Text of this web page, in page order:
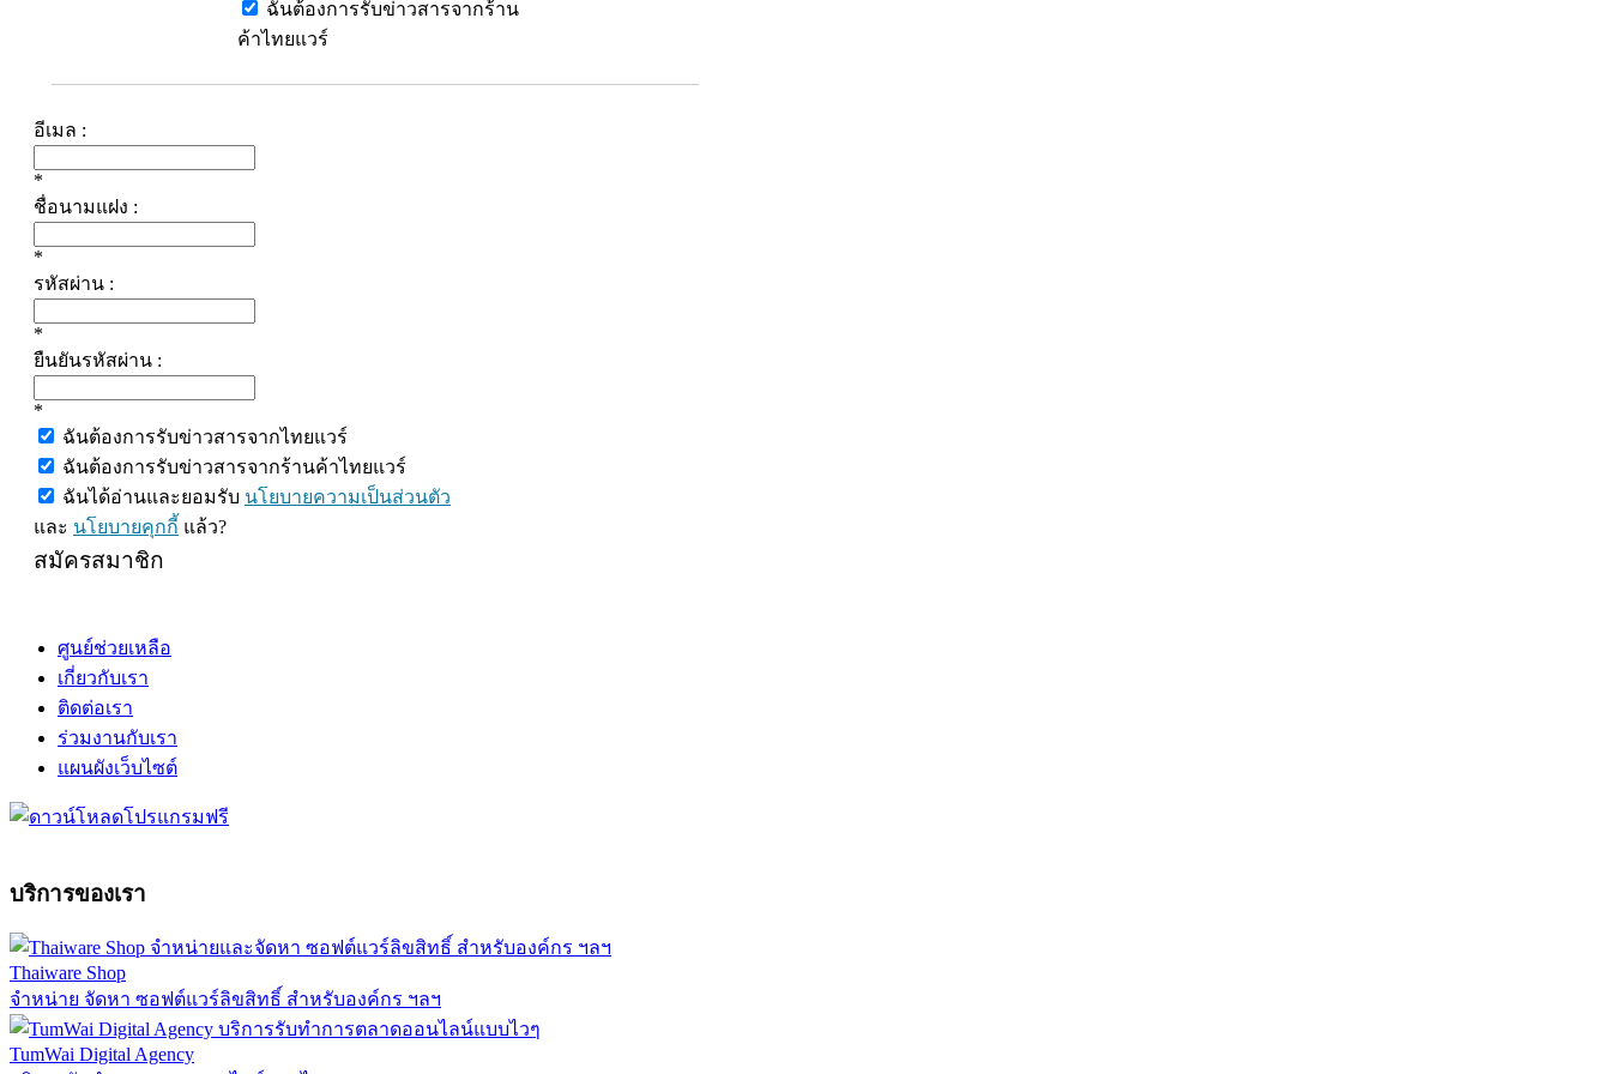
ฉันต้องการรับข่าวสารจากร้าน
ค้าไทยแวร์
อีเมล :
*
ชื่อนามแฝง :
*
รหัสผ่าน :
*
ยืนยันรหัสผ่าน :
*
ฉันต้องการรับข่าวสารจากไทยแวร์
ฉันต้องการรับข่าวสารจากร้านค้าไทยแวร์
ฉันได้อ่านและยอมรับ นโยบายความเป็นส่วนตัว
และ นโยบายคุกกี้ แล้ว?
สมัครสมาชิก
ศูนย์ช่วยเหลือ
เกี่ยวกับเรา
ติดต่อเรา
ร่วมงานกับเรา
แผนผังเว็บไซต์
บริการของเรา
Thaiware Shop
จำหน่าย จัดหา ซอฟต์แวร์ลิขสิทธิ์ สำหรับองค์กร ฯลฯ
TumWai Digital Agency